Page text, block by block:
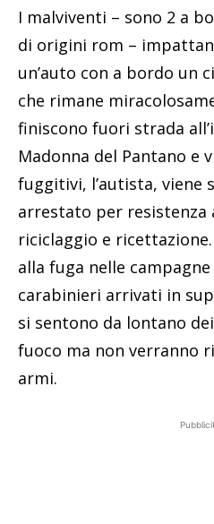
I malviventi – sono 2 a
di origini rom –
un’auto con a bordo un
che rimane
finiscono fuori strada
Madonna del Pantano e
fuggitivi, l’autista, viene
arrestato per resistenza
riciclaggio e
alla fuga nelle
carabinieri arrivati in
si sentono da lontano
fuoco ma non verranno
armi.